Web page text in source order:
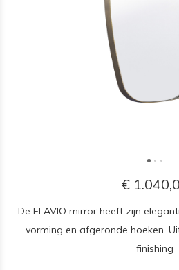
€
De FLAVIO mirror heeft zijn
vorming en afgeronde hoeken.
finishing